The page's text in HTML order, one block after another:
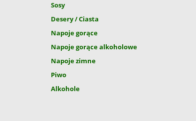
Sosy
Desery / Ciasta
Napoje gorące
Napoje gorące alkoholowe
Napoje zimne
Piwo
Alkohole